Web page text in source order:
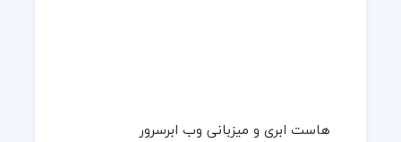
هاست ابری و میزبانی وب ابرسرور